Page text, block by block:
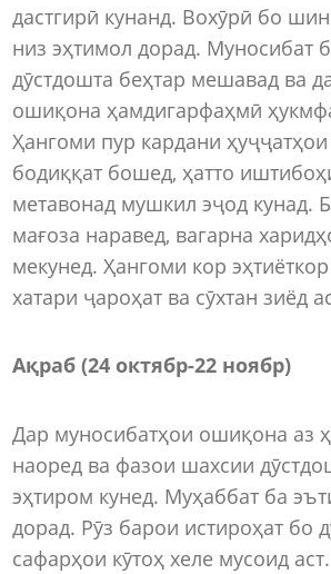
дастгирӣ кунанд. Вохӯрӣ бо
низ эҳтимол дорад. Муносибат
дӯстдошта беҳтар мешавад ва
ошиқона ҳамдигарфаҳмӣ
Ҳангоми пур кардани
бодиққат бошед, ҳатто
метавонад мушкил эҷод кунад.
мағоза наравед, вагарна
мекунед. Ҳангоми кор
хатари ҷароҳат ва сӯхтан зиёд
Ақраб (24 октябр-22 ноябр)
Дар муносибатҳои ошиқона аз
наоред ва фазои шахсии
эҳтиром кунед. Муҳаббат ба
дорад. Рӯз барои истироҳат бо
сафарҳои кӯтоҳ хеле мусоид